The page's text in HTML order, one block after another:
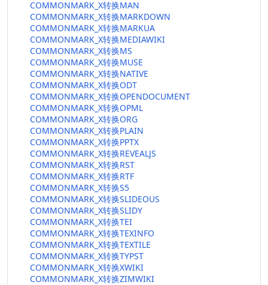
COMMONMARK_X转换MAN
COMMONMARK_X转换MARKDOWN
COMMONMARK_X转换MARKUA
COMMONMARK_X转换MEDIAWIKI
COMMONMARK_X转换MS
COMMONMARK_X转换MUSE
COMMONMARK_X转换NATIVE
COMMONMARK_X转换ODT
COMMONMARK_X转换OPENDOCUMENT
COMMONMARK_X转换OPML
COMMONMARK_X转换ORG
COMMONMARK_X转换PLAIN
COMMONMARK_X转换PPTX
COMMONMARK_X转换REVEALJS
COMMONMARK_X转换RST
COMMONMARK_X转换RTF
COMMONMARK_X转换S5
COMMONMARK_X转换SLIDEOUS
COMMONMARK_X转换SLIDY
COMMONMARK_X转换TEI
COMMONMARK_X转换TEXINFO
COMMONMARK_X转换TEXTILE
COMMONMARK_X转换TYPST
COMMONMARK_X转换XWIKI
COMMONMARK_X转换ZIMWIKI